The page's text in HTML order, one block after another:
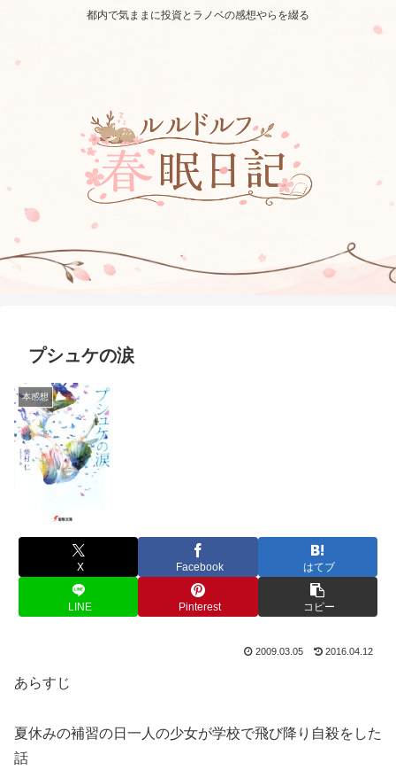
都内で気ままに投資とラノベの感想やらを綴る
プシュケの涙
本感想
X Facebook はてブ
LINE Pinterest コピー
2009.03.05 2016.04.12
あらすじ
夏休みの補習の日一人の少女が学校で飛び降り自殺をした
話